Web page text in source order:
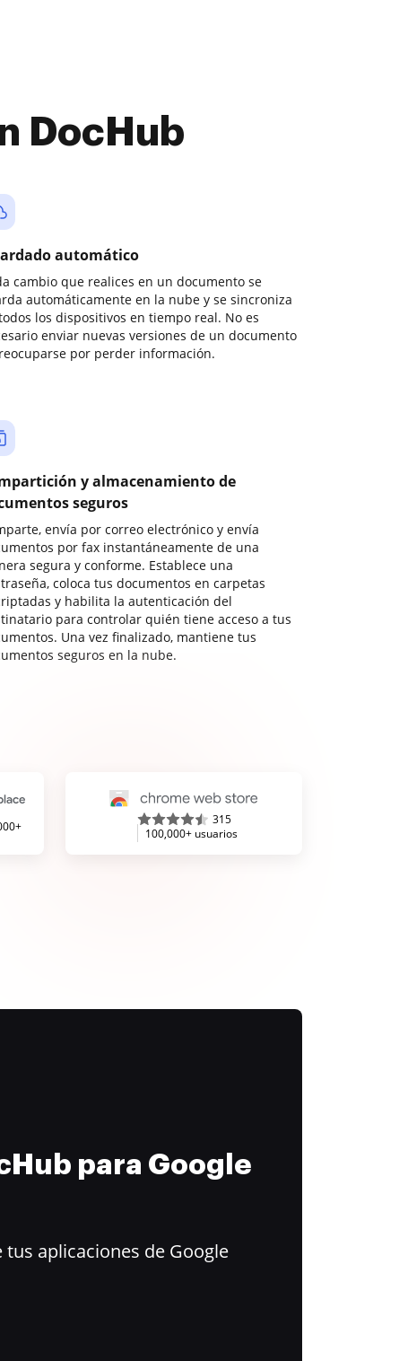
DocHub
automático
cambio que realices en un documento se
automáticamente en la nube y se sincroniza
los dispositivos en tiempo real. No es
enviar nuevas versiones de un documento
por perder información.
y almacenamiento de
seguros
envía por correo electrónico y envía
por fax instantáneamente de una
segura y conforme. Establece una
coloca tus documentos en carpetas
y habilita la autenticación del
para controlar quién tiene acceso a tus
Una vez finalizado, mantiene tus
seguros en la nube.
315
100,000+ usuarios
para Google
aplicaciones de Google